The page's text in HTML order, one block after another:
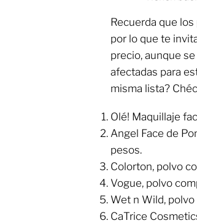
Recuerda que
por lo que te
precio, aunque
afectadas para
misma lista?
Olé! Maquillaje
​Angel Face de
pesos.
​Colorton, polvo
​Vogue, polvo
​Wet n Wild,
​CaTrice